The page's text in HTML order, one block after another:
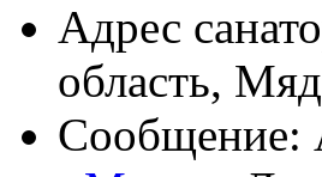
Адрес
область,
Сообщение: